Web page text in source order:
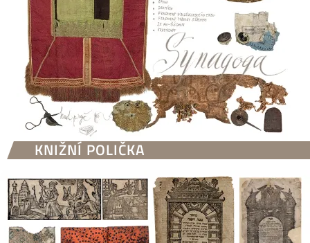
KNIŽNÍ POLIČKA